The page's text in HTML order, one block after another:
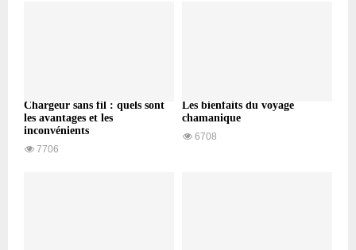
Chargeur sans fil : quels sont
les avantages et les
inconvénients
7706
Les bienfaits du voyage
chamanique
6708